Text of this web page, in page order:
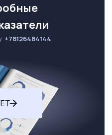
+78126484144